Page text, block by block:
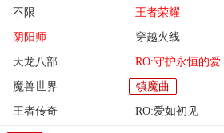
不限 王者荣耀
阴阳师 穿越火线
天龙八部 RO:守护永恒的爱
魔兽世界 镇魔曲
王者传奇 RO:爱如初见